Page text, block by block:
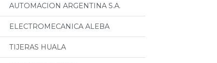
AUTOMACION ARGENTINA S.A.
ELECTROMECANICA ALEBA
TIJERAS HUALA